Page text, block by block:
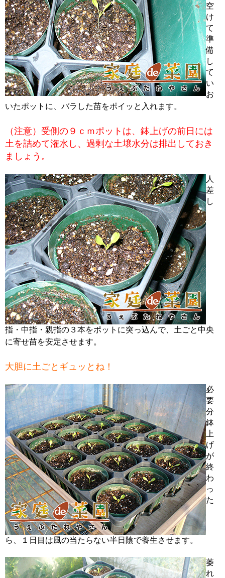
空
け
て
準
備
し
て
い
お
いたポットに、バラした苗をポイッと入れます。
（注意）受側の９ｃｍポットは、鉢上げの前日には
土を詰めて潅水し、過剰な土壌水分は排出しておき
ましょう。
人
差
し
指・中指・親指の３本をポットに突っ込んで、土ごと中央
に寄せ苗を安定させます。
大胆に土ごとギュッとね！
必
要
分
鉢
上
げ
が
終
わ
っ
た
ら、１日目は風の当たらない半日陰で養生させます。
萎
れ